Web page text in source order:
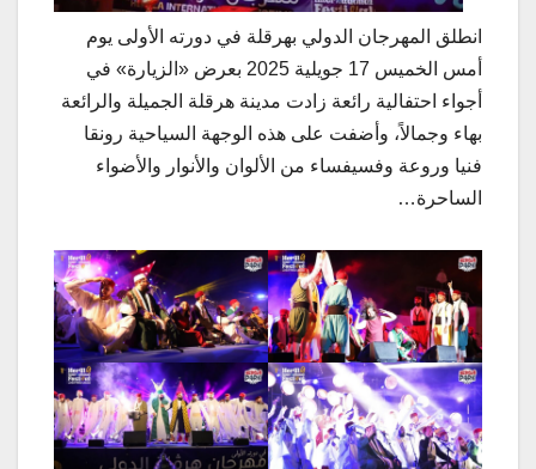
انطلق المهرجان الدولي بهرقلة في دورته الأولى يوم
أمس الخميس 17 جويلية 2025 بعرض «الزيارة» في
أجواء احتفالية رائعة زادت مدينة هرقلة الجميلة والرائعة
بهاء وجمالاً، وأضفت على هذه الوجهة السياحية رونقا
فنيا وروعة وفسيفساء من الألوان والأنوار والأضواء
الساحرة…